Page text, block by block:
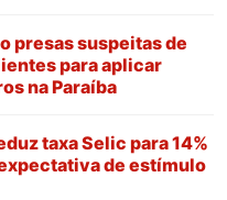
presas suspeitas de
para aplicar
na Paraíba
taxa Selic para 14%
de estímulo